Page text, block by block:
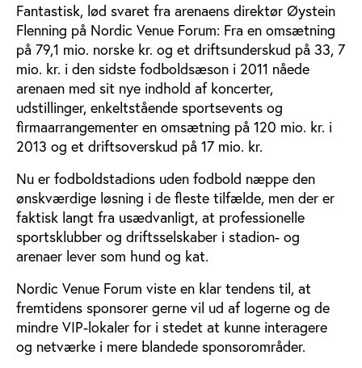
Fantastisk, lød svaret fra arenaens direktør Øystein
Flenning på Nordic Venue Forum: Fra en omsætning
på 79,1 mio. norske kr. og et driftsunderskud på 33, 7
mio. kr. i den sidste fodboldsæson i 2011 nåede
arenaen med sit nye indhold af koncerter,
udstillinger, enkeltstående sportsevents og
firmaarrangementer en omsætning på 120 mio. kr. i
2013 og et driftsoverskud på 17 mio. kr.
Nu er fodboldstadions uden fodbold næppe den
ønskværdige løsning i de fleste tilfælde, men der er
faktisk langt fra usædvanligt, at professionelle
sportsklubber og driftsselskaber i stadion- og
arenaer lever som hund og kat.
Nordic Venue Forum viste en klar tendens til, at
fremtidens sponsorer gerne vil ud af logerne og de
mindre VIP-lokaler for i stedet at kunne interagere
og netværke i mere blandede sponsorområder.